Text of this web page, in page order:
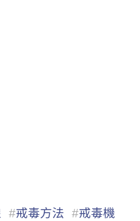
#戒毒方法 #戒毒機